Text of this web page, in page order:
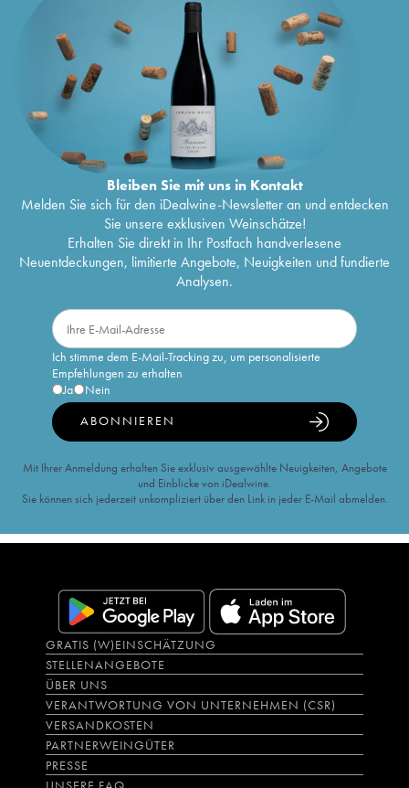
Bleiben Sie mit uns in Kontakt
Melden Sie sich für den iDealwine-Newsletter an und entdecken
Sie unsere exklusiven Weinschätze!
Erhalten Sie direkt in Ihr Postfach handverlesene
Neuentdeckungen, limitierte Angebote, Neuigkeiten und fundierte
Analysen.
Ich stimme dem E-Mail-Tracking zu, um personalisierte
Empfehlungen zu erhalten
Ja
Nein
ABONNIEREN
Mit Ihrer Anmeldung erhalten Sie exklusiv ausgewählte Neuigkeiten, Angebote
und Einblicke von iDealwine.
Sie können sich jederzeit unkompliziert über den Link in jeder E-Mail abmelden.
GRATIS (W)EINSCHÄTZUNG
STELLENANGEBOTE
ÜBER UNS
VERANTWORTUNG VON UNTERNEHMEN (CSR)
VERSANDKOSTEN
PARTNERWEINGÜTER
PRESSE